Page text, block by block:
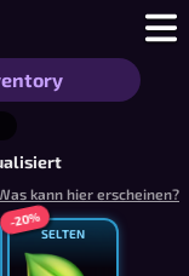
ärgere
kann hier erscheinen?
SELTEN
-20%